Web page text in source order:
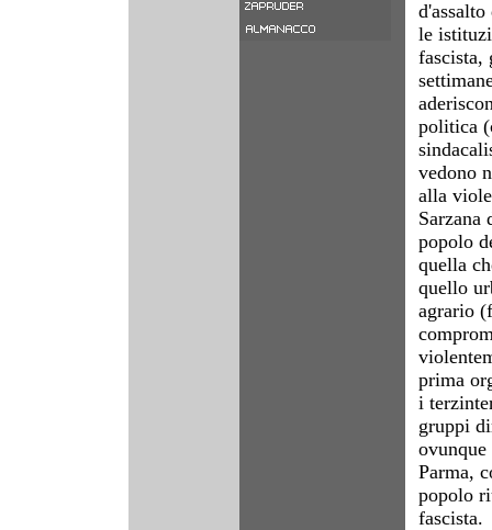
le
fascista,
politica
vedono
alla
popolo
quella
quello
agrario
prima
i
gruppi
Parma,
popolo
fascista.